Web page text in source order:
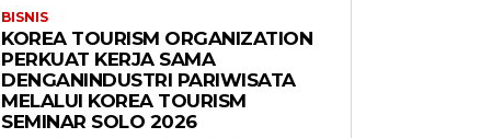
BISNIS
KOREA TOURISM ORGANIZATION
PERKUAT KERJA SAMA
DENGANINDUSTRI PARIWISATA
MELALUI KOREA TOURISM
SEMINAR SOLO 2026